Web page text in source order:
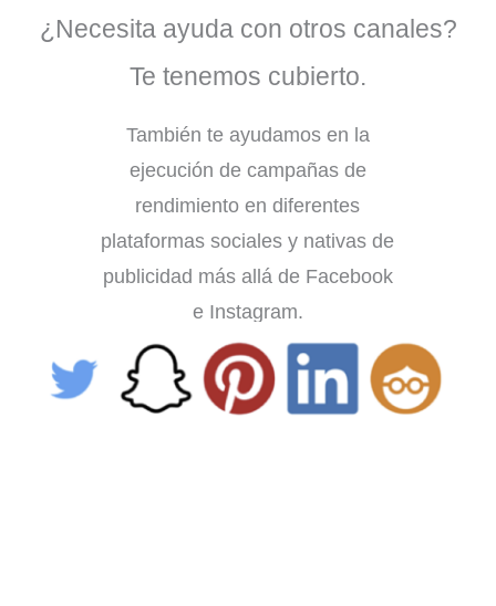
¿Necesita ayuda con otros canales?
Te tenemos cubierto.
También te ayudamos en la
ejecución de campañas de
rendimiento en diferentes
plataformas sociales y nativas de
publicidad más allá de Facebook
e Instagram.